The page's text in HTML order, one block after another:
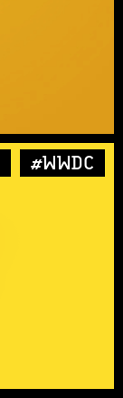
#WWDC